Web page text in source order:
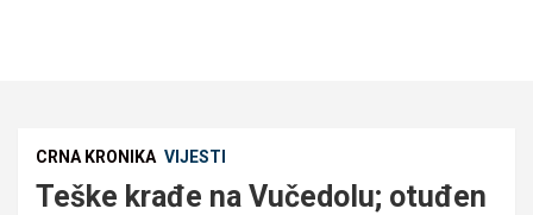
CRNA KRONIKA VIJESTI
Teške krađe na Vučedolu; otuđen